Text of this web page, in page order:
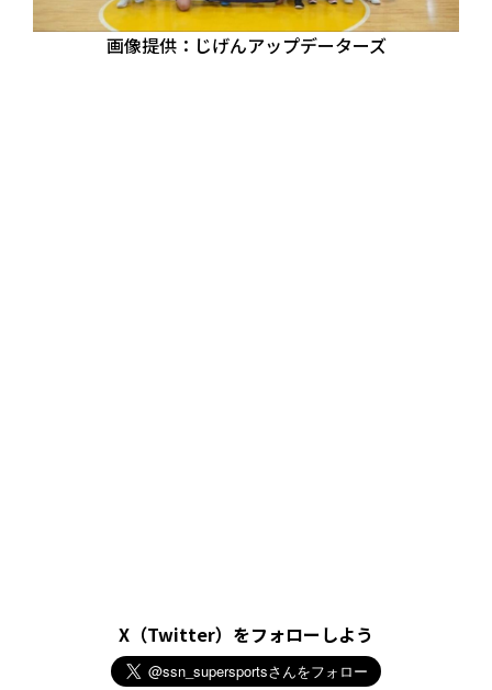
画像提供：じげんアップデーターズ
X（Twitter）をフォローしよう